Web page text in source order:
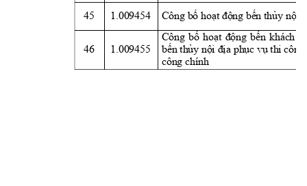
45 1.009454 Công bố hoạt động bến thủy nội
46 1.009455
Công bố hoạt động bến khách
bến thủy nội địa phục vụ thi công
công chính